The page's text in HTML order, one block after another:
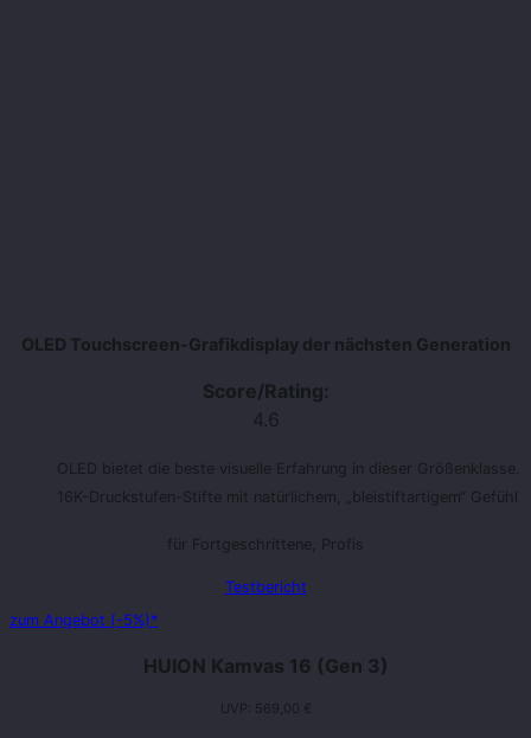
OLED Touchscreen-Grafikdisplay der nächsten Generation
Score/Rating:
4.6
OLED bietet die beste visuelle Erfahrung in dieser Größenklasse.
16K-Druckstufen-Stifte mit natürlichem, „bleistiftartigem“ Gefühl
für Fortgeschrittene, Profis
Testbericht
zum Angebot (-5%)*
HUION Kamvas 16 (Gen 3)
UVP: 569,00 €